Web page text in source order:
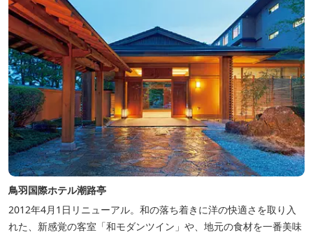
鳥羽国際ホテル潮路亭
2012年4月1日リニューアル。和の落ち着きに洋の快適さを取り入
れた、新感覚の客室「和モダンツイン」や、地元の食材を一番美味